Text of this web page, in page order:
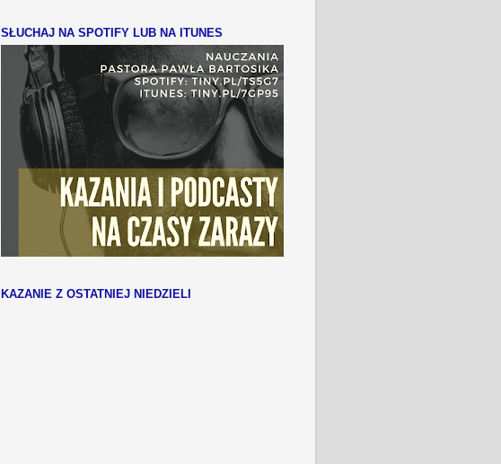
SŁUCHAJ NA SPOTIFY LUB NA ITUNES
KAZANIE Z OSTATNIEJ NIEDZIELI